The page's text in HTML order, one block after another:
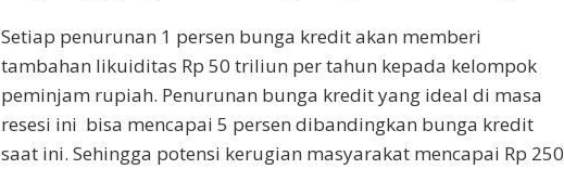
Setiap penurunan 1 persen bunga kredit akan memberi
tambahan likuiditas Rp 50 triliun per tahun kepada kelompok
peminjam rupiah. Penurunan bunga kredit yang ideal di masa
resesi ini bisa mencapai 5 persen dibandingkan bunga kredit
saat ini. Sehingga potensi kerugian masyarakat mencapai Rp 250